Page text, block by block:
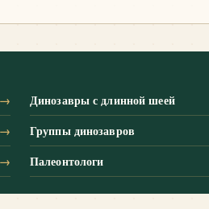
→ Динозавры с длинной шеей
→ Группы динозавров
→ Палеонтологи